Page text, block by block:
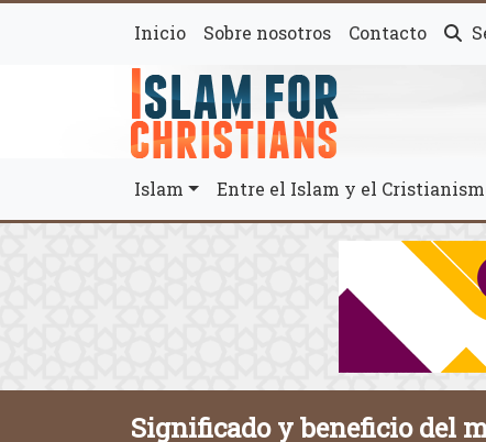
Inicio Sobre nosotros Contacto
Islam Entre el Islam y el
Significado y beneficio del